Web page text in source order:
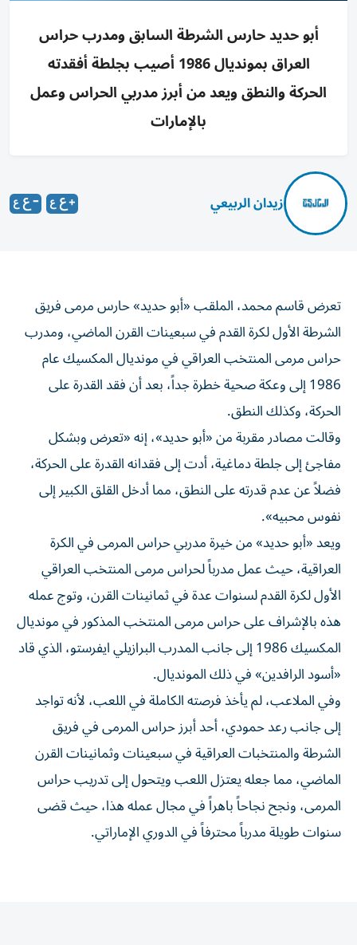
أبو حديد حارس الشرطة السابق ومدرب حراس
العراق بمونديال 1986 أصيب بجلطة أفقدته
الحركة والنطق ويعد من أبرز مدربي الحراس وعمل
بالإمارات
زيدان الربيعي
تعرض قاسم محمد، الملقب «أبو حديد» حارس مرمى فريق
الشرطة الأول لكرة القدم في سبعينات القرن الماضي، ومدرب
حراس مرمى المنتخب العراقي في مونديال المكسيك عام
1986 إلى وعكة صحية خطرة جداً، بعد أن فقد القدرة على
الحركة، وكذلك النطق.
وقالت مصادر مقربة من «أبو حديد»، إنه «تعرض وبشكل
مفاجئ إلى جلطة دماغية، أدت إلى فقدانه القدرة على الحركة،
فضلاً عن عدم قدرته على النطق، مما أدخل القلق الكبير إلى
نفوس محبيه».
ويعد «أبو حديد» من خيرة مدربي حراس المرمى في الكرة
العراقية، حيث عمل مدرباً لحراس مرمى المنتخب العراقي
الأول لكرة القدم لسنوات عدة في ثمانينات القرن، وتوج عمله
هذه بالإشراف على حراس مرمى المنتخب المذكور في مونديال
المكسيك 1986 إلى جانب المدرب البرازيلي ايفرستو، الذي قاد
«أسود الرافدين» في ذلك المونديال.
وفي الملاعب، لم يأخذ فرصته الكاملة في اللعب، لأنه تواجد
إلى جانب رعد حمودي، أحد أبرز حراس المرمى في فريق
الشرطة والمنتخبات العراقية في سبعينات وثمانينات القرن
الماضي، مما جعله يعتزل اللعب ويتحول إلى تدريب حراس
المرمى، ونجح نجاحاً باهراً في مجال عمله هذا، حيث قضى
سنوات طويلة مدرباً محترفاً في الدوري الإماراتي.